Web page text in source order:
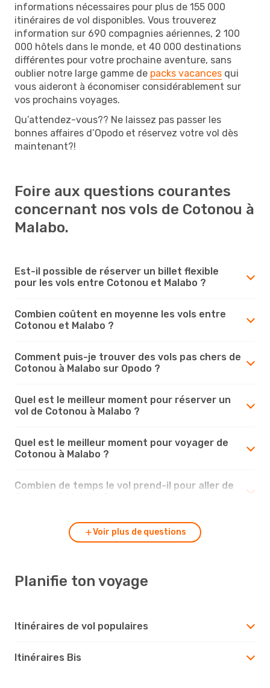
informations nécessaires pour plus de 155 000
itinéraires de vol disponibles. Vous trouverez
information sur 690 compagnies aériennes, 2 100
000 hôtels dans le monde, et 40 000 destinations
différentes pour votre prochaine aventure, sans
oublier notre large gamme de packs vacances qui
vous aideront à économiser considérablement sur
vos prochains voyages.
Qu’attendez-vous?? Ne laissez pas passer les
bonnes affaires d’Opodo et réservez votre vol dès
maintenant?!
Foire aux questions courantes
concernant nos vols de Cotonou à
Malabo.
Est-il possible de réserver un billet flexible
pour les vols entre Cotonou et Malabo ?
Combien coûtent en moyenne les vols entre
Cotonou et Malabo ?
Comment puis-je trouver des vols pas chers de
Cotonou à Malabo sur Opodo ?
Quel est le meilleur moment pour réserver un
vol de Cotonou à Malabo ?
Quel est le meilleur moment pour voyager de
Cotonou à Malabo ?
Combien de temps le vol prend-il pour aller de
Voir plus de questions
Planifie ton voyage
Itinéraires de vol populaires
Itinéraires Bis